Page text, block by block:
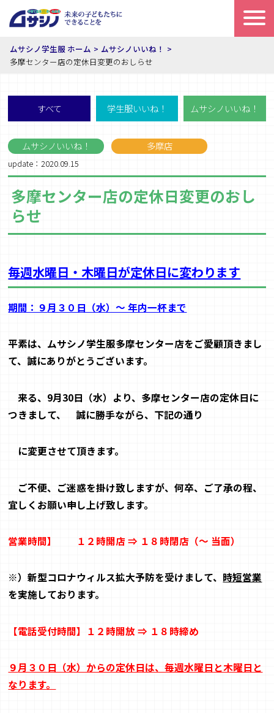
ムサシノ学生服 ホーム
ムサシノいいね！
多摩センター店の定休日変更のおしらせ
すべて 学生服いいね！ ムサシノいいね！
ムサシノいいね！ 多摩店
update：2020.09.15
多摩センター店の定休日変更のおし
らせ
毎週水曜日・木曜日が定休日に変わります
期間：９月３０日（水）～ 年内一杯まで
平素は、ムサシノ学生服多摩センター店をご愛顧頂きまし
て、誠にありがとうございます。
来る、 9月30日（水）より、多摩センター店の定休日に
つきまして、
誠に勝手ながら、下記の通り
に変更させて頂きます。
ご不便、ご迷惑を掛け致しますが、何卒、ご了承の程、
宜しくお願い申し上げ致します。
営業時間】 １２時開店 ⇒ １８時閉店（～ 当面）
※）新型コロナウィルス拡大予防を受けまして、 時短営業
を実施しております。
【電話受付時間】 １２時開放 ⇒ １８時締め
９月３０ 日（水）からの定休日は、毎週水曜日と木曜日と
なります。